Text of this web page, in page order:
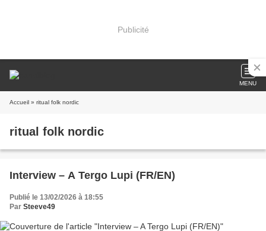
Publicité
MENU
Accueil » ritual folk nordic
ritual folk nordic
Interview – A Tergo Lupi (FR/EN)
Publié le 13/02/2026 à 18:55
Par Steeve49